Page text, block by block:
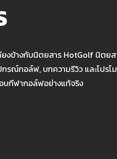
ยงข้างกับนิตยสาร HotGolf นิตย
รณ์กอล์ฟ, บทความรีวิว และโปรโ
บกีฬากอล์ฟอย่างแท้จริง